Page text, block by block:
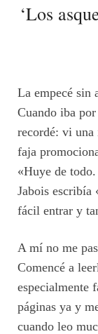
‘Los
La empecé sin
Cuando iba
recordé: vi una
faja
«Huye de
Jabois escribía
fácil entrar y
A mí no me
Comencé a
especialmente
páginas ya y
cuando leo